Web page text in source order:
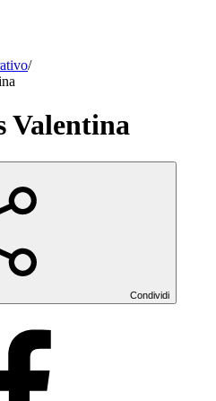
/
Valentina
Condividi